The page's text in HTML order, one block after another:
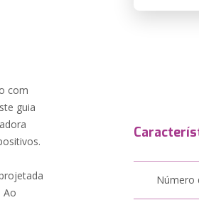
com
guia
Ao
Número